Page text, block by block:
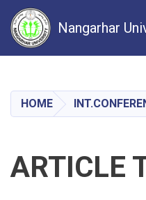
Nangarhar
HOME
ARTICLE